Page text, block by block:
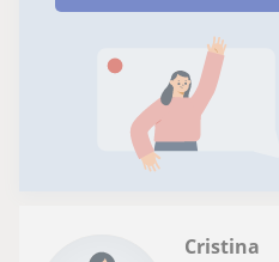
Cristina